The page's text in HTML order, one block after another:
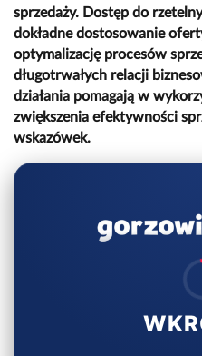
sprzedaży. Dostęp do
dokładne dostosowanie
optymalizację procesów
długotrwałych relacji
działania pomagają w
zwiększenia efektywności
wskazówek.